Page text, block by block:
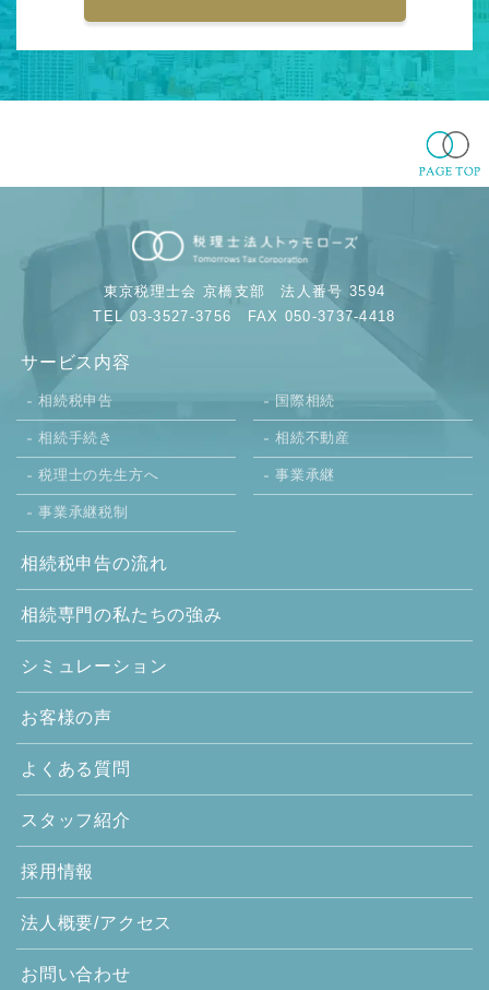
東京税理士会 京橋支部法人番号 3594
TEL 03-3527-3756
FAX 050-3737-4418
サービス内容
相続税申告 国際相続
相続手続き 相続不動産
税理士の先生方へ 事業承継
事業承継税制
相続税申告の流れ
相続専門の私たちの強み
シミュレーション
お客様の声
よくある質問
スタッフ紹介
採用情報
法人概要/アクセス
お問い合わせ